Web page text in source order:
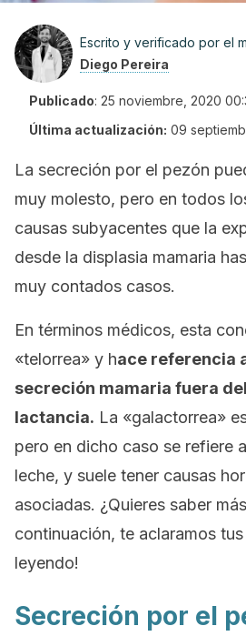
Escrito y verificado por el
Diego Pereira
Publicado: 25 noviembre, 2020
Última actualización: 09
La secreción por el pezón
muy molesto, pero en todos
causas subyacentes que la
desde la displasia mamaria
muy contados casos.
En términos médicos, esta
«telorrea» y hace referencia
secreción mamaria fuera
lactancia. La «galactorrea»
pero en dicho caso se refiere
leche, y suele tener causas
asociadas. ¿Quieres saber
continuación, te aclaramos tus
leyendo!
Secreción por el